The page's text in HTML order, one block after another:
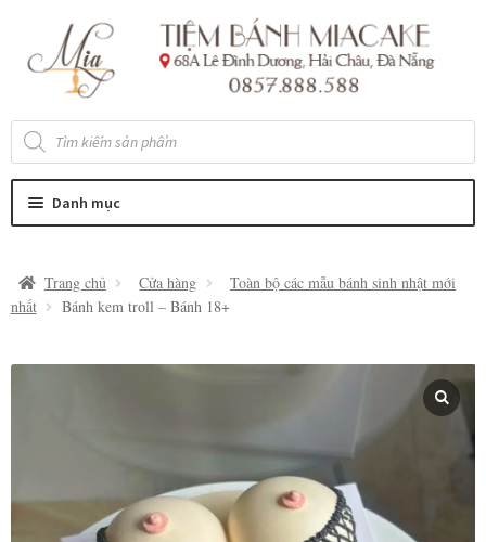
đến
Điều
đến
nội
Tìm
kiếm
sản
Danh mục
Trang chủ Cửa hàng
Toàn bộ các mẫu bánh sinh nhật mới
nhất
Bánh kem troll – Bánh 18+